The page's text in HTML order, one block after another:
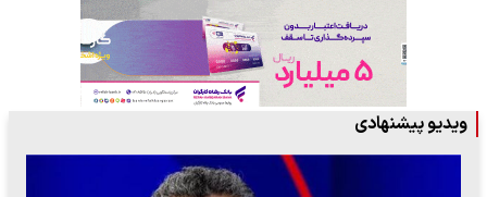
ویدیو پیشنهادی